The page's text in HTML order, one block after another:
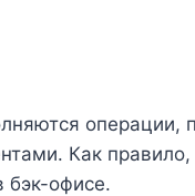
Как правило,
бэк-офисе.